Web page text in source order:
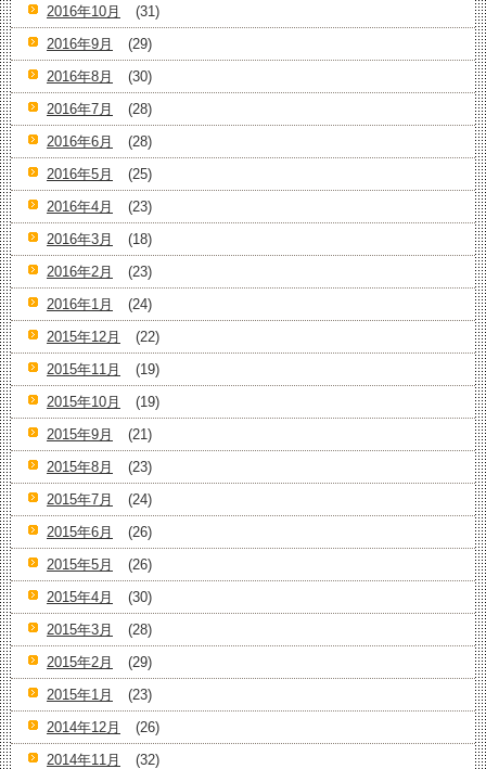
2016年10月
(31)
2016年9月
(29)
2016年8月
(30)
2016年7月
(28)
2016年6月
(28)
2016年5月
(25)
2016年4月
(23)
2016年3月
(18)
2016年2月
(23)
2016年1月
(24)
2015年12月
(22)
2015年11月
(19)
2015年10月
(19)
2015年9月
(21)
2015年8月
(23)
2015年7月
(24)
2015年6月
(26)
2015年5月
(26)
2015年4月
(30)
2015年3月
(28)
2015年2月
(29)
2015年1月
(23)
2014年12月
(26)
2014年11月
(32)